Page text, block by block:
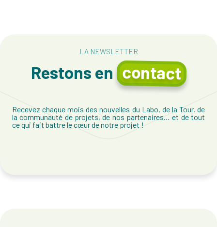
LA NEWSLETTER
Restons en contact
Recevez chaque mois des nouvelles du Labo, de la Tour, de
la communauté de projets, de nos partenaires… et de tout
ce qui fait battre le cœur de notre projet !